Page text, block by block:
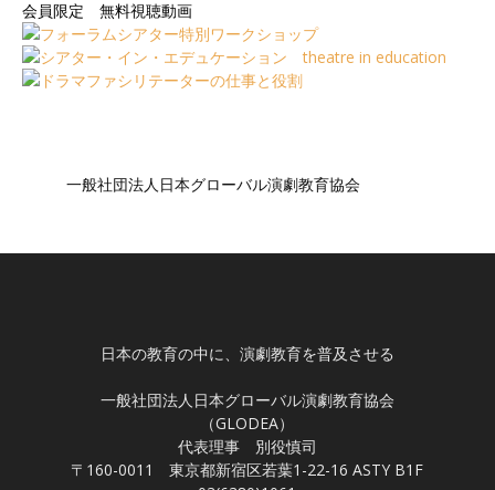
会員限定 無料視聴動画
一般社団法人日本グローバル演劇教育協会
日本の教育の中に、演劇教育を普及させる
一般社団法人日本グローバル演劇教育協会
（GLODEA）
代表理事 別役慎司
〒160-0011 東京都新宿区若葉1-22-16 ASTY B1F